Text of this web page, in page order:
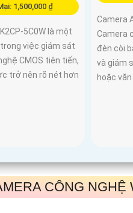
1,500,000 ₫
5C0W là một
việc giám sát
CMOS tiên tiến,
trở nên rõ nét hơn
Camera
Camera
đèn còi
và giám
hoặc
CÔNG NGHỆ